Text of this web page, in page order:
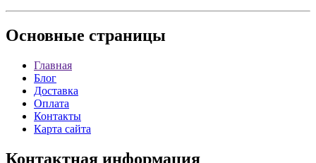
Основные страницы
Главная
Блог
Доставка
Оплата
Контакты
Карта сайта
Контактная информация